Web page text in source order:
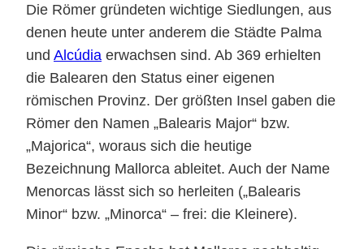
Die Römer gründeten wichtige Siedlungen, aus
denen heute unter anderem die Städte Palma
und Alcúdia erwachsen sind. Ab 369 erhielten
die Balearen den Status einer eigenen
römischen Provinz. Der größten Insel gaben die
Römer den Namen „Balearis Major“ bzw.
„Majorica“, woraus sich die heutige
Bezeichnung Mallorca ableitet. Auch der Name
Menorcas lässt sich so herleiten („Balearis
Minor“ bzw. „Minorca“ – frei: die Kleinere).